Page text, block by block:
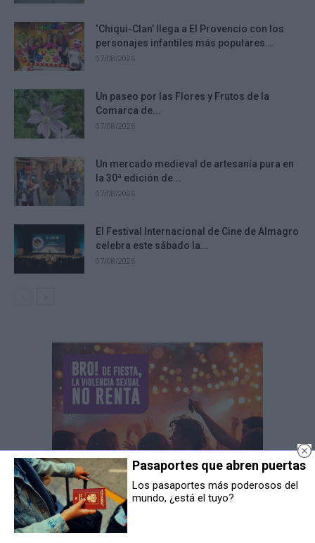
‘Chiqui-Clan’ llega a El Provencio con los
personajes infantiles más populares...
07/08/2026
Un paseo por las Flores y Frutos de la
Comarca de...
07/08/2026
Un mercado medieval de artesanía pura en
la 30ª edición de...
07/08/2026
El Festival Internacional de Cine de Almagro
celebra este sábado la...
07/08/2026
Pasaportes que abren puertas
Los pasaportes más poderosos del
mundo, ¿está el tuyo?